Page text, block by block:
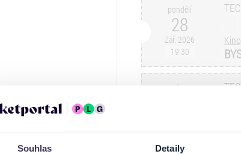
Souhlas Detaily
pondělí
28
Zář. 2026
19:30
pátek
20:00